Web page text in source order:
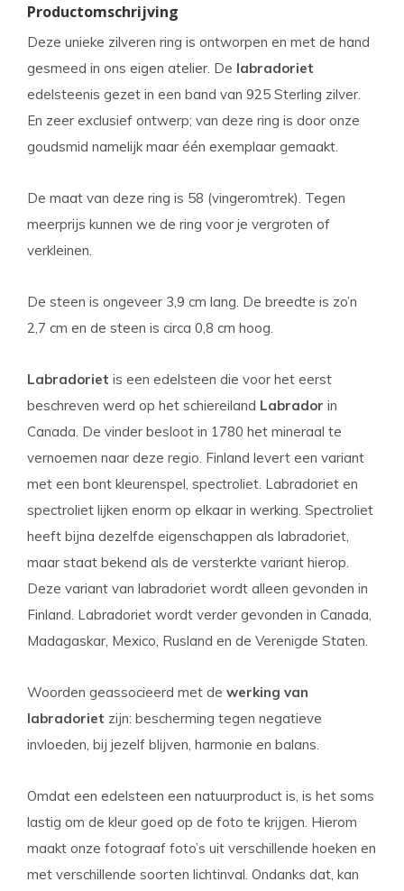
Productomschrijving
Deze unieke zilveren ring is ontworpen en met de hand
gesmeed in ons eigen atelier. De labradoriet
edelsteenis gezet in een band van 925 Sterling zilver.
En zeer exclusief ontwerp; van deze ring is door onze
goudsmid namelijk maar één exemplaar gemaakt.
De maat van deze ring is 58 (vingeromtrek). Tegen
meerprijs kunnen we de ring voor je vergroten of
verkleinen.
De steen is ongeveer 3,9 cm lang. De breedte is zo’n
2,7 cm en de steen is circa 0,8 cm hoog.
Labradoriet is een edelsteen die voor het eerst
beschreven werd op het schiereiland Labrador in
Canada. De vinder besloot in 1780 het mineraal te
vernoemen naar deze regio. Finland levert een variant
met een bont kleurenspel, spectroliet. Labradoriet en
spectroliet lijken enorm op elkaar in werking. Spectroliet
heeft bijna dezelfde eigenschappen als labradoriet,
maar staat bekend als de versterkte variant hierop.
Deze variant van labradoriet wordt alleen gevonden in
Finland. Labradoriet wordt verder gevonden in Canada,
Madagaskar, Mexico, Rusland en de Verenigde Staten.
Woorden geassocieerd met de werking van
labradoriet zijn: bescherming tegen negatieve
invloeden, bij jezelf blijven, harmonie en balans.
Omdat een edelsteen een natuurproduct is, is het soms
lastig om de kleur goed op de foto te krijgen. Hierom
maakt onze fotograaf foto’s uit verschillende hoeken en
met verschillende soorten lichtinval. Ondanks dat, kan